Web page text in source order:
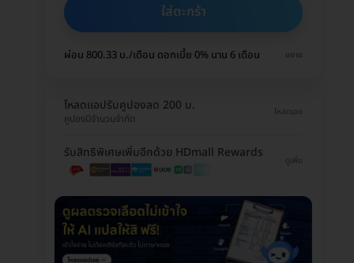
ใส่ตะกร้า
ผ่อน 800.33 บ./เดือน ดอกเบี้ย 0% นาน 6 เดือน ขยาย
โหลดแอปรับคูปองลด 200 บ.
คูปองมีจำนวนจำกัด
โหลดเลย
รับสิทธิพิเศษเพิ่มอีกด้วย HDmall Rewards
ดูเพิ่ม